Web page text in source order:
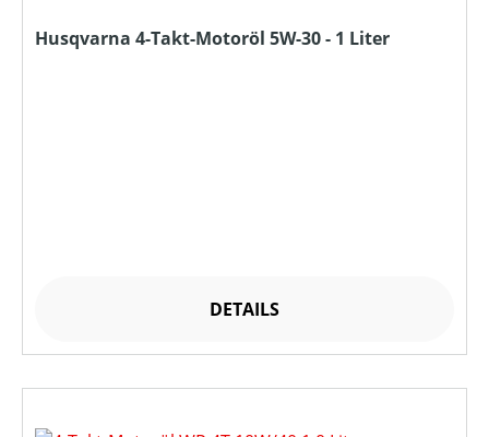
Husqvarna 4-Takt-Motoröl 5W-30 - 1 Liter
DETAILS